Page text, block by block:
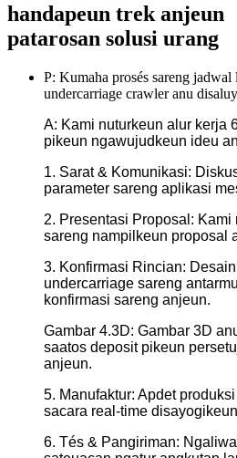
handapeun trek anjeun
patarosan solusi urang
P: Kumaha prosés sareng
undercarriage crawler anu
A: Kami nuturkeun alur kerja
pikeun ngawujudkeun ideu
1. Sarat & Komunikasi:
parameter sareng aplikasi
2. Presentasi Proposal:
sareng nampilkeun proposal
3. Konfirmasi Rincian:
undercarriage sareng
konfirmasi sareng anjeun.
Gambar 4.3D: Gambar 3D
saatos deposit pikeun
anjeun.
5. Manufaktur: Apdet
sacara real-time
6. Tés & Pangiriman: